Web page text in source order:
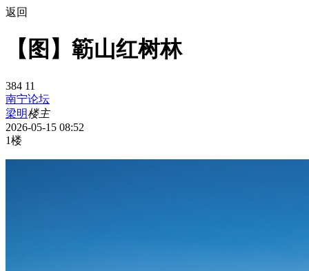
返回
【图】簕山红树林
384 11
南宁论坛
梁明楼主
2026-05-15 08:52
1楼